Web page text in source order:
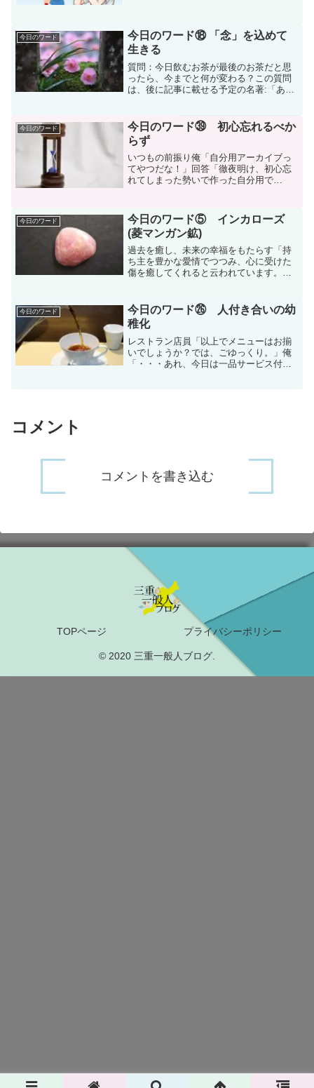
リーズで小出し出来たら...
今日のワード
今日のワード⑱ 「念」を込めて
生きる
質問：今日飲むお茶が最後のお茶だと思
ったら、今までと何が変わる？この質問
は、後に記事に載せる予定の名著:「あし
最後のお茶だったら…？それはきっと、
昨日まで飲んでいた茶葉と...
今日のワード
今日のワード㊴ 初心忘れるべか
らず
いつもの前振り俺「自分用アーカイブっ
てやつだな！」回答「徹夜明け、初心忘
れてしまった勢いで作った自分用で
ログ始めたんだっけ？自分宛に初心を忘
れ、何がどうして今に至ったか...
今日のワード
今日のワード⑤ インカローズ
(菱マンガン鉱)
過去を癒し、未来の幸福をもたらす「持
ち主を豊かな愛情でつつみ、心に受けた
傷を癒してくれると云われています。こ
から自分を出すことを恐れているケース
がよくみられるといいます...
今日のワード
今日のワード㉖ 人付き合いの幼
稚化
レストラン店員「以上でメニューはお揃
いでしょうか？では、ごゆっくり。」俺
「・・・あれ、今日は一品サービス付け
コメント
コメントを書き込む
TOPページ プライバシーポリシー
© 2020 三重一般人ブログ.